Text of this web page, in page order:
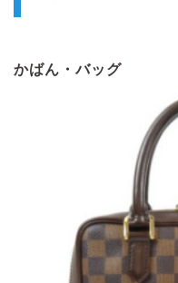
かばん・バッグ